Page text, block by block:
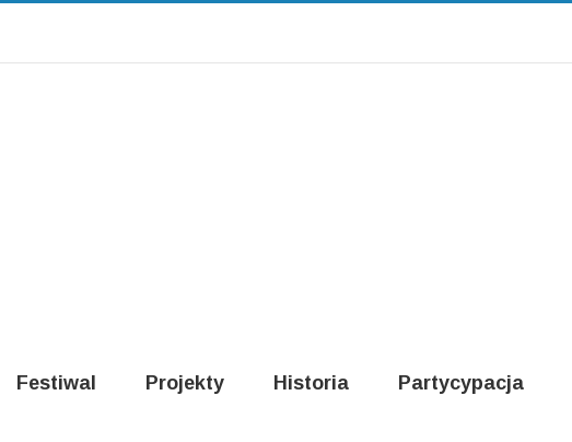
Festiwal Projekty Historia Partycypacja